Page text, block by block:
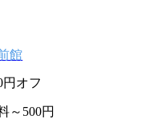
館
円オフ
～500円